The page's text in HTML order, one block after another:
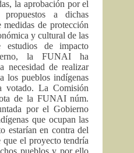
la aprobación por el
a dichas
de protección
y cultural de las
de impacto
la FUNAI ha
necesidad de realizar
los pueblos indígenas
votado. La Comisión
de la FUNAI núm.
por el Gobierno
que ocupan las
estarían en contra del
el proyecto tendría
pueblos y por ello